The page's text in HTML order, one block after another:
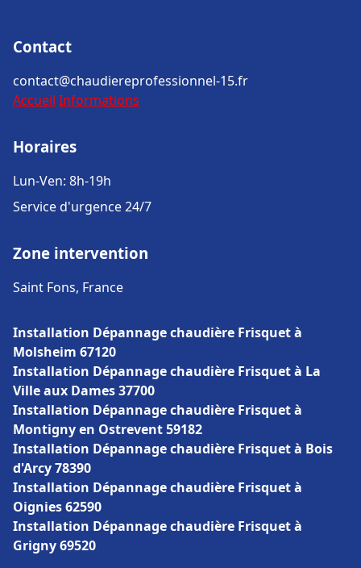
Contact
contact@chaudiereprofessionnel-15.fr
Accueil Informations
Horaires
Lun-Ven: 8h-19h
Service d'urgence 24/7
Zone intervention
Saint Fons, France
Installation Dépannage chaudière Frisquet à
Molsheim 67120
Installation Dépannage chaudière Frisquet à La
Ville aux Dames 37700
Installation Dépannage chaudière Frisquet à
Montigny en Ostrevent 59182
Installation Dépannage chaudière Frisquet à Bois
d'Arcy 78390
Installation Dépannage chaudière Frisquet à
Oignies 62590
Installation Dépannage chaudière Frisquet à
Grigny 69520